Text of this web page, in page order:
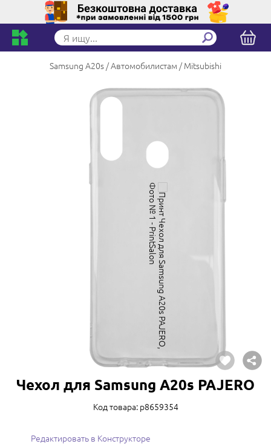
Samsung A20s Автомобилистам Mitsubishi
Чехол для Samsung A20s PAJERO
Код товара: p8659354
Редактировать в Конструкторе